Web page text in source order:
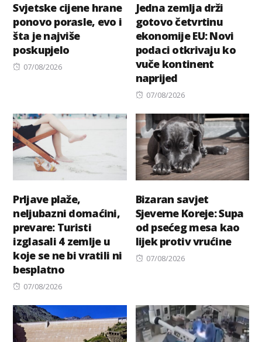
Svjetske cijene hrane
ponovo porasle, evo i
šta je najviše
poskupjelo
Posted
07/08/2026
Jedna zemlja drži
gotovo četvrtinu
ekonomije EU: Novi
podaci otkrivaju ko
vuče kontinent
naprijed
Posted
07/08/2026
Prljave plaže,
neljubazni domaćini,
prevare: Turisti
izglasali 4 zemlje u
koje se ne bi vratili ni
besplatno
Posted
07/08/2026
Bizaran savjet
Sjeverne Koreje: Supa
od psećeg mesa kao
lijek protiv vrućine
Posted
07/08/2026